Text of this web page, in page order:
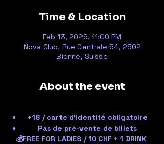
Time & Location
Feb 13, 2026, 11:00 PM
Nova Club, Rue Centrale 54, 2502
Bienne, Suisse
About the event
+18 / carte d'identité obligatoire
Pas de pré-vente de billets
💰FREE FOR LADIES / 10 CHF + 1 DRINK